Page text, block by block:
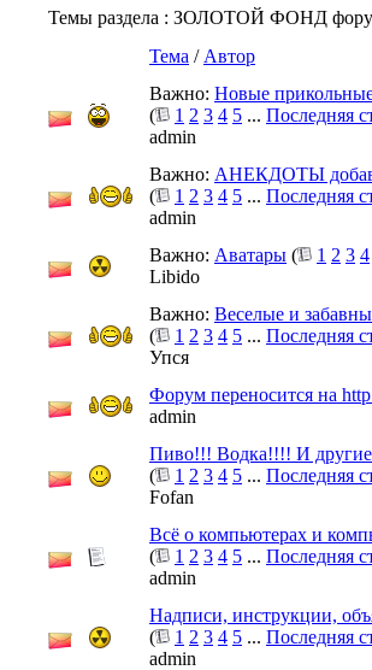
Темы раздела : ЗОЛОТОЙ ФОНД
Тема / Автор
Важно: Новые
(
1 2 3 4 5 ... Последняя
admin
Важно: АНЕКДОТЫ
(
1 2 3 4 5 ... Последняя
admin
Важно: Аватары ( 1 2 3 4
Libido
Важно: Веселые и
(
1 2 3 4 5 ... Последняя
Упся
Форум переносится на
admin
Пиво!!! Водка!!!! И
(
1 2 3 4 5 ... Последняя
Fofan
Всё о компьютерах и
(
1 2 3 4 5 ... Последняя
admin
Надписи, инструкции,
(
1 2 3 4 5 ... Последняя
admin